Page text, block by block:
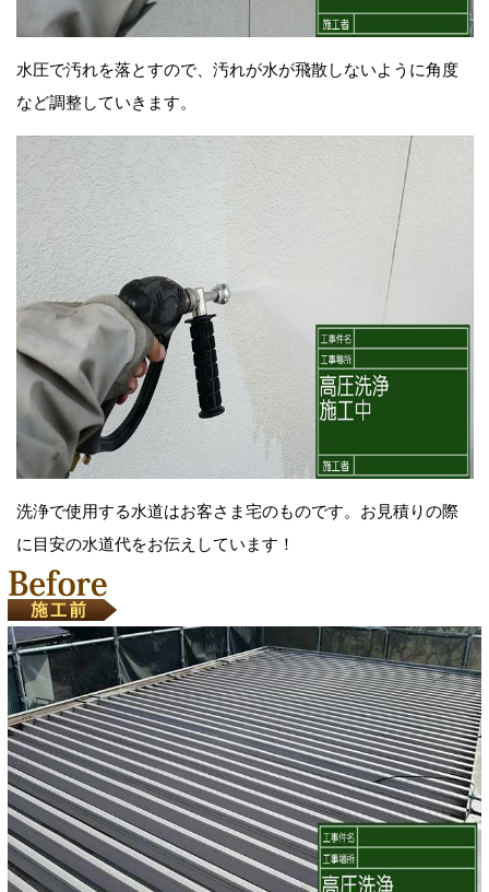
水圧で汚れを落とすので、汚れが水が飛散しないように角度
など調整していきます。
洗浄で使用する水道はお客さま宅のものです。お見積りの際
に目安の水道代をお伝えしています！